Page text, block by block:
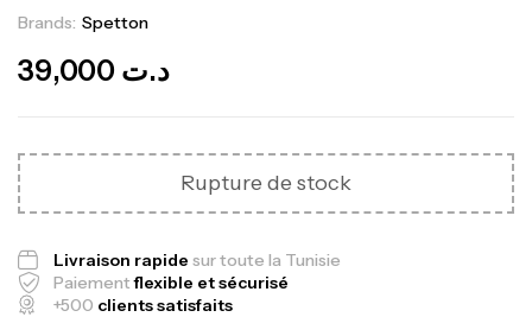
Brands: Spetton
د.ت
Rupture de stock
Livraison rapide sur toute la Tunisie
Paiementflexible et sécurisé
+500 clients satisfaits